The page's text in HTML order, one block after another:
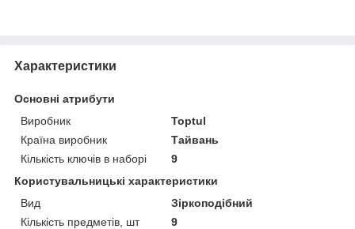
Характеристики
Основні атрибути
Виробник
Toptul
Країна виробник
Тайвань
Кількість ключів в наборі
9
Користувальницькі характеристики
Вид
Зіркоподібний
Кількість предметів, шт
9